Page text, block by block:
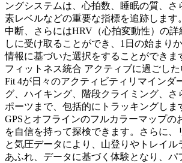
ングシステムは、心拍数、睡眠の質、さ
素レベルなどの重要な指標を追跡します
中断、さらにはHRV（心拍変動性）の詳
しに受け取ることができ、1日の始まり
情報に基づいた選択をすることができま
フィットネス統合 アクティブに過ごした
Fit 4が日々のアクティビティリマインダ
グ、ハイキング、階段クライミング、さ
ポーツまで、包括的にトラッキングしま
GPSとオフラインのフルカラーマップの
を自信を持って探検できます。さらに、
と気圧データにより、山登りやトレイル
あふれ、データに基づく体験となり、パ